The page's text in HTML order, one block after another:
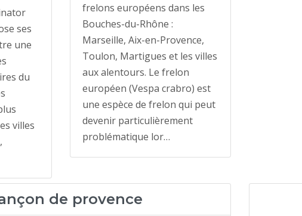
ses
une
du
villes
frelons européens dans les
Bouches-du-Rhône :
Marseille, Aix-en-Provence,
Toulon, Martigues et les villes
aux alentours. Le frelon
européen (Vespa crabro) est
une espèce de frelon qui peut
devenir particulièrement
problématique lor…
de provence